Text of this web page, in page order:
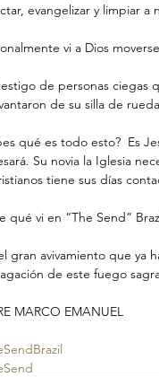
evangelizar y limpiar a
vi a Dios
de su silla de
Su novia la Iglesia
tiene sus días
qué vi en “The Send”
de este fuego
MARCO EMANUEL